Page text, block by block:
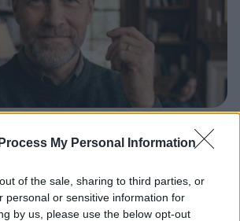
My Personal Information
of the sale, sharing to third parties, or
personal or sensitive information for
by us, please use the below opt-out
tärkeästä